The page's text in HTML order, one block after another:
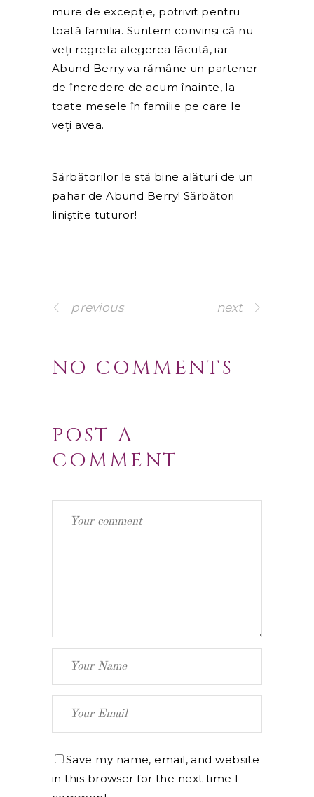
mure de excepție, potrivit pentru
toată familia. Suntem convinși că nu
veți regreta alegerea făcută, iar
Abund Berry va rămâne un partener
de încredere de acum înainte, la
toate mesele în familie pe care le
veți avea.
Sărbătorilor le stă bine alături de un
pahar de Abund Berry! Sărbători
liniștite tuturor!
previous next
NO COMMENTS
POST A
COMMENT
Save my name, email, and website
in this browser for the next time I